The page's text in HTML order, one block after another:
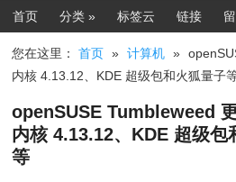
主菜单
首页 分类 » 标签云 链接
您在这里：首页 » 计算机 »
内核 4.13.12、KDE 超级包和火狐量子
openSUSE Tumbleweed
内核 4.13.12、KDE 超级包
等